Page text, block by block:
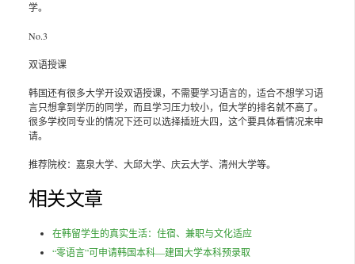
学。
No.3
双语授课
韩国还有很多大学开设双语授课，不需要学习语言的，适合不想学习语
言只想拿到学历的同学，而且学习压力较小，但大学的排名就不高了。
很多学校同专业的情况下还可以选择插班大四，这个要具体看情况来申
请。
推荐院校：嘉泉大学、大邱大学、庆云大学、清州大学等。
相关文章
在韩留学生的真实生活：住宿、兼职与文化适应
“零语言”可申请韩国本科—建国大学本科预录取